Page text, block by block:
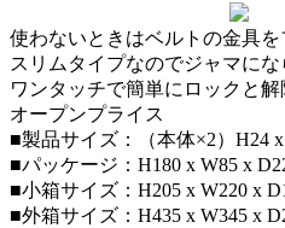
使わないときはベルトの金具
スリムタイプなのでジャマに
ワンタッチで簡単にロックと解
オープンプライス
■製品サイズ：（本体×2）H24
■パッケージ：H180 x W85 x
■小箱サイズ：H205 x W220 x
■外箱サイズ：H435 x W345 x